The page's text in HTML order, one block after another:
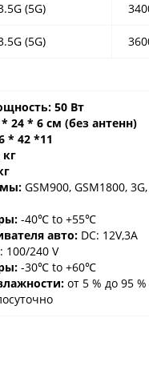
(5G)
(5G)
50 Вт
* 24 * 6 см (без антенн)
* 42 *11
кг
GSM900, GSM1800,
-40℃ to +55℃
авто: DC: 12V,3A
100/240 V
-30℃ to +60℃
от 5 % до 95 %